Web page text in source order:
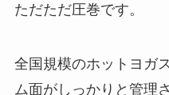
ただただ圧巻です。
全国規模のホットヨガ
ム面がしっかりと管理